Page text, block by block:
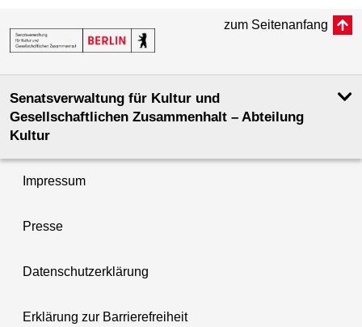
zum Seitenanfang
Senatsverwaltung für Kultur und
Gesellschaftlichen Zusammenhalt – Abteilung
Kultur
Impressum
Presse
Datenschutzerklärung
Erklärung zur Barrierefreiheit